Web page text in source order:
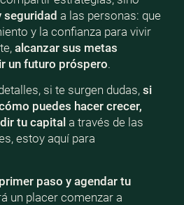
seguridad a las personas: que
y la confianza para vivir
alcanzar sus metas
un futuro próspero.
si te surgen dudas, si
puedes hacer crecer,
tu capital a través de las
estoy aquí para
paso y agendar tu
un placer comenzar a